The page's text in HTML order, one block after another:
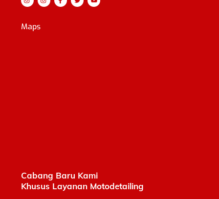
Maps
Cabang Baru Kami
Khusus Layanan Motodetailing